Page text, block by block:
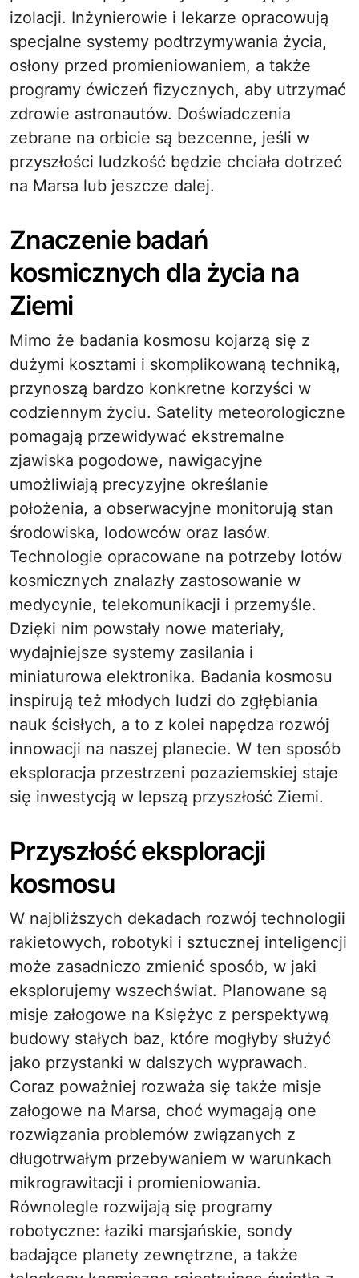
izolacji. Inżynierowie i lekarze opracowują
specjalne systemy podtrzymywania życia,
osłony przed promieniowaniem, a także
programy ćwiczeń fizycznych, aby utrzymać
zdrowie astronautów. Doświadczenia
zebrane na orbicie są bezcenne, jeśli w
przyszłości ludzkość będzie chciała dotrzeć
na Marsa lub jeszcze dalej.
Znaczenie badań
kosmicznych dla życia na
Ziemi
Mimo że badania kosmosu kojarzą się z
dużymi kosztami i skomplikowaną techniką,
przynoszą bardzo konkretne korzyści w
codziennym życiu. Satelity meteorologiczne
pomagają przewidywać ekstremalne
zjawiska pogodowe, nawigacyjne
umożliwiają precyzyjne określanie
położenia, a obserwacyjne monitorują stan
środowiska, lodowców oraz lasów.
Technologie opracowane na potrzeby lotów
kosmicznych znalazły zastosowanie w
medycynie, telekomunikacji i przemyśle.
Dzięki nim powstały nowe materiały,
wydajniejsze systemy zasilania i
miniaturowa elektronika. Badania kosmosu
inspirują też młodych ludzi do zgłębiania
nauk ścisłych, a to z kolei napędza rozwój
innowacji na naszej planecie. W ten sposób
eksploracja przestrzeni pozaziemskiej staje
się inwestycją w lepszą przyszłość Ziemi.
Przyszłość eksploracji
kosmosu
W najbliższych dekadach rozwój technologii
rakietowych, robotyki i sztucznej inteligencji
może zasadniczo zmienić sposób, w jaki
eksplorujemy wszechświat. Planowane są
misje załogowe na Księżyc z perspektywą
budowy stałych baz, które mogłyby służyć
jako przystanki w dalszych wyprawach.
Coraz poważniej rozważa się także misje
załogowe na Marsa, choć wymagają one
rozwiązania problemów związanych z
długotrwałym przebywaniem w warunkach
mikrograwitacji i promieniowania.
Równolegle rozwijają się programy
robotyczne: łaziki marsjańskie, sondy
badające planety zewnętrzne, a także